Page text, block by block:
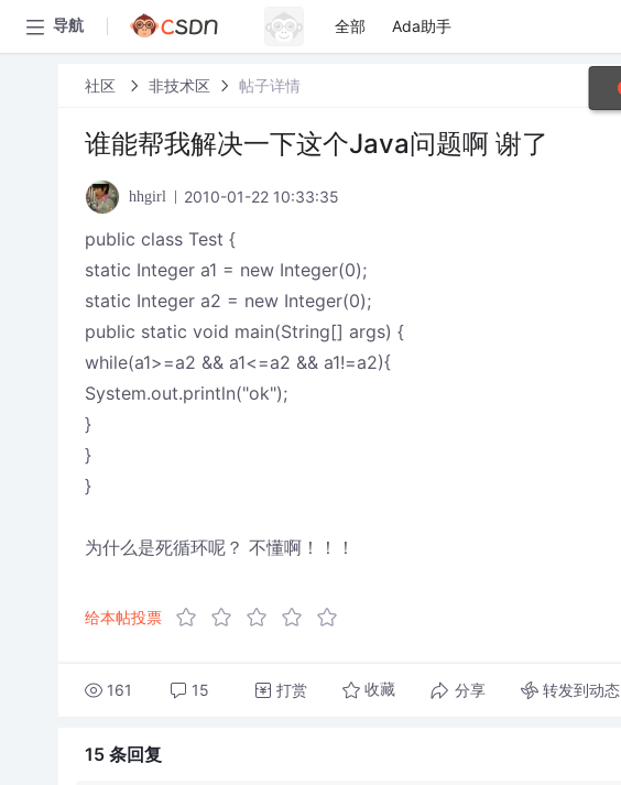
导航 全部 Ada助手
社区 非技术区 帖子详情
谁能帮我解决一下这个Java问题啊 谢了
hhgirl 2010-01-22 10:33:35
public class Test {
static Integer a1 = new Integer(0);
static Integer a2 = new Integer(0);
public static void main(String[] args) {
while(a1>=a2 && a1<=a2 && a1!=a2){
System.out.println("ok");
}
}
}
为什么是死循环呢？ 不懂啊！！！
给本帖投票
161 15 打赏 收藏 分享 转发到动态
15 条回复